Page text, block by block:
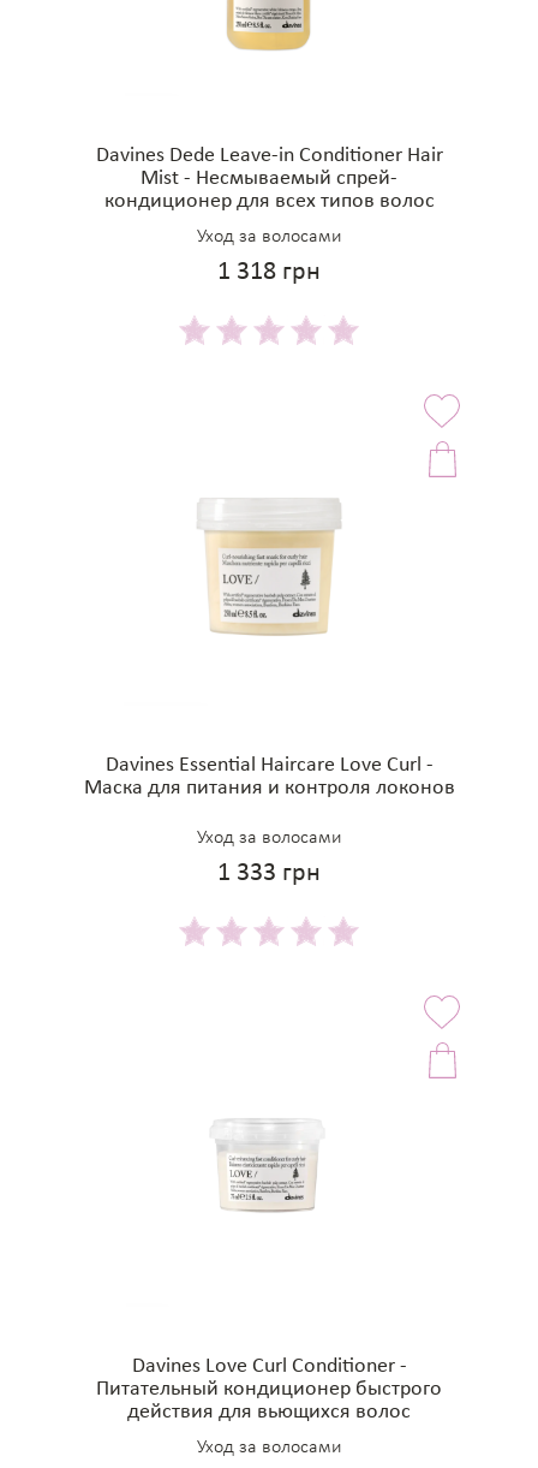
Davines Dede Leave-in Conditioner Hair
Mist - Несмываемый спрей-
кондиционер для всех типов волос
Уход за волосами
1 318 грн
Davines Essential Haircare Love Curl -
Маска для питания и контроля локонов
Уход за волосами
1 333 грн
Davines Love Curl Conditioner -
Питательный кондиционер быстрого
действия для вьющихся волос
Уход за волосами